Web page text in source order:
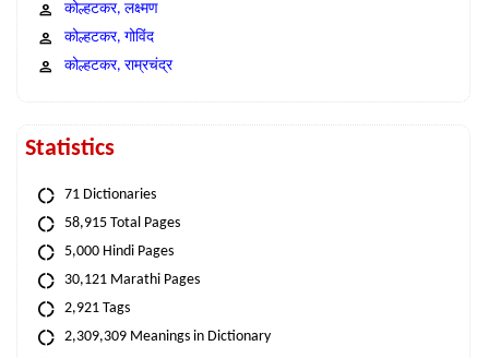
कोल्हटकर, लक्ष्मण
कोल्हटकर, गोविंद
कोल्हटकर, राम्रचंद्र
Statistics
71 Dictionaries
58,915 Total Pages
5,000 Hindi Pages
30,121 Marathi Pages
2,921 Tags
2,309,309 Meanings in Dictionary